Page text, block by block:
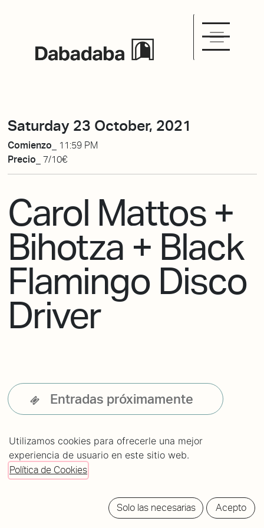
Saturday 23 October, 2021
Comienzo_
11:59 PM
Precio_ 7/10€
Carol Mattos +
Bihotza + Black
Flamingo Disco
Driver
Entradas próximamente
Utilizamos cookies para ofrecerle una mejor
experiencia de usuario en este sitio web.
Política de Cookies
Solo las necesarias Acepto